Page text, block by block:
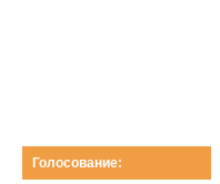
Голосование: